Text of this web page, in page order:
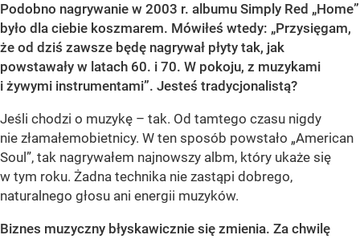
Podobno nagrywanie w 2003 r. albumu Simply Red „Home”
było dla ciebie koszmarem. Mówiłeś wtedy: „Przysięgam,
że od dziś zawsze będę nagrywał płyty tak, jak
powstawały w latach 60. i 70. W pokoju, z muzykami
i żywymi instrumentami”. Jesteś tradycjonalistą?
Jeśli chodzi o muzykę – tak. Od tamtego czasu nigdy
nie złamałemobietnicy. W ten sposób powstało „American
Soul”, tak nagrywałem najnowszy albm, który ukaże się
w tym roku. Żadna technika nie zastąpi dobrego,
naturalnego głosu ani energii muzyków.
Biznes muzyczny błyskawicznie się zmienia. Za chwilę